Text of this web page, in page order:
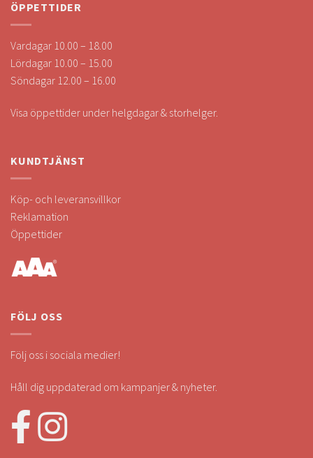
ÖPPETTIDER
Vardagar 10.00 – 18.00
Lördagar 10.00 – 15.00
Söndagar 12.00 – 16.00
Visa öppettider under helgdagar & storhelger.
KUNDTJÄNST
Köp- och leveransvillkor
Reklamation
Öppettider
FÖLJ OSS
Följ oss i sociala medier!
Håll dig uppdaterad om kampanjer & nyheter.